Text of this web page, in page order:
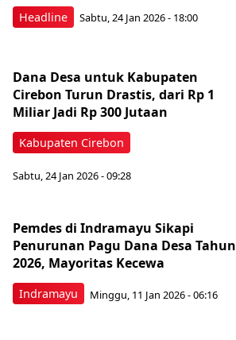
Headline Sabtu, 24 Jan 2026 - 18:00
Kabupaten Cirebon
Dana Desa untuk Kabupaten
Cirebon Turun Drastis, dari Rp 1
Miliar Jadi Rp 300 Jutaan
Sabtu, 24 Jan 2026 - 09:28
Indramayu
Pemdes di Indramayu Sikapi
Penurunan Pagu Dana Desa Tahun
2026, Mayoritas Kecewa
Minggu, 11 Jan 2026 - 06:16